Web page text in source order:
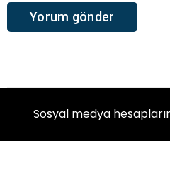
Sosyal medya